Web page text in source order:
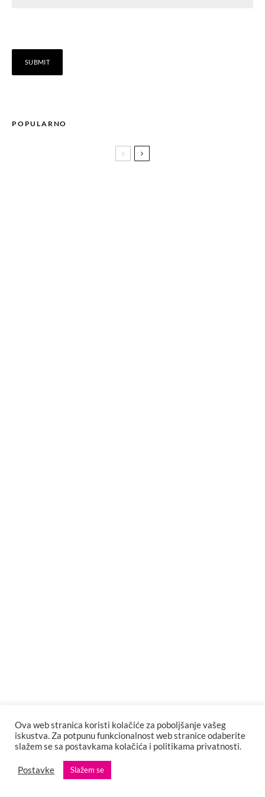
POPULARNO
Ova web stranica koristi kolačiće za poboljšanje vašeg
iskustva. Za potpunu funkcionalnost web stranice odaberite
slažem se sa postavkama kolačića i politikama privatnosti.
Postavke Slažem se